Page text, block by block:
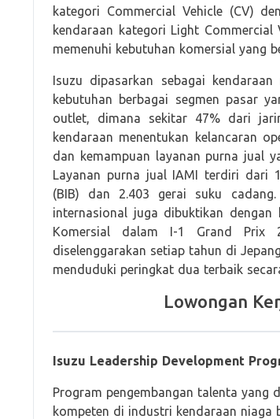
kategori Commercial Vehicle (CV)
kendaraan kategori Light Commercial
memenuhi kebutuhan komersial yang
Isuzu dipasarkan sebagai
kebutuhan berbagai segmen pasar
outlet, dimana sekitar 47% dari
kendaraan menentukan kelancaran
dan kemampuan layanan purna jual
Layanan purna jual IAMI terdiri dari
(BIB) dan 2.403 gerai suku
internasional juga dibuktikan dengan
Komersial dalam I-1 Grand Prix
diselenggarakan setiap tahun di
menduduki peringkat dua terbaik
Lowongan
Isuzu Leadership Development
Program pengembangan talenta yang
kompeten di industri kendaraan